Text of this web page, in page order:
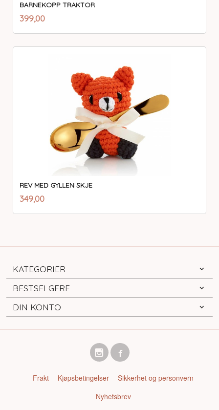
BARNEKOPP TRAKTOR
Pris
399,00mva.
REV MED GYLLEN SKJE
Pris
349,00mva.
KATEGORIER
BESTSELGERE
DIN KONTO
Frakt Kjøpsbetingelser
Sikkerhet og personvern
Nyhetsbrev